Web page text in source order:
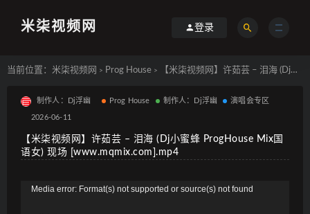
米柒视频网 登录
当前位置： 米柒视频网 > Prog House > 【米柒视频网】许茹芸 – 泪海 (Dj小蜜蜂 ProgHouse Mix国语女) 现场 [www.mqmix.com].mp4
制作人：Dj浮幽 Prog House 制作人：Dj浮幽 演唱会专区
2026-06-11
【米柒视频网】许茹芸 – 泪海 (Dj小蜜蜂 ProgHouse Mix国
语女) 现场 [www.mqmix.com].mp4
Media error: Format(s) not supported or source(s) not found